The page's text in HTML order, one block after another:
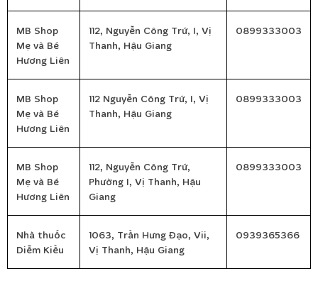
MB Shop
Mẹ và Bé
Hương Liên
112, Nguyễn Công Trứ, I, Vị
Thanh, Hậu Giang
0899333003
MB Shop
Mẹ và Bé
Hương Liên
112 Nguyễn Công Trứ, I, Vị
Thanh, Hậu Giang
0899333003
MB Shop
Mẹ và Bé
Hương Liên
112, Nguyễn Công Trứ,
Phường I, Vị Thanh, Hậu
Giang
0899333003
Nhà thuốc
Diễm Kiều
1063, Trần Hưng Đạo, Vii,
Vị Thanh, Hậu Giang
0939365366